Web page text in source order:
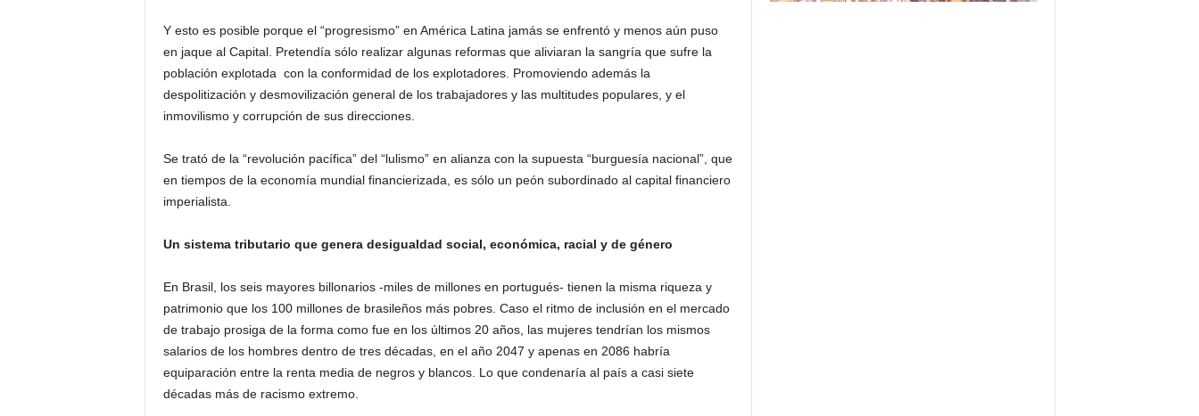
Y esto es posible porque el “progresismo” en América Latina jamás se enfrentó y menos aún puso
en jaque al Capital. Pretendía sólo realizar algunas reformas que aliviaran la sangría que sufre la
población explotada con la conformidad de los explotadores. Promoviendo además la
despolitización y desmovilización general de los trabajadores y las multitudes populares, y el
inmovilismo y corrupción de sus direcciones.
Se trató de la “revolución pacífica” del “lulismo” en alianza con la supuesta “burguesía nacional”, que
en tiempos de la economía mundial financierizada, es sólo un peón subordinado al capital financiero
imperialista.
Un sistema tributario que genera desigualdad social, económica, racial y de género
En Brasil, los seis mayores billonarios -miles de millones en portugués- tienen la misma riqueza y
patrimonio que los 100 millones de brasileños más pobres. Caso el ritmo de inclusión en el mercado
de trabajo prosiga de la forma como fue en los últimos 20 años, las mujeres tendrían los mismos
salarios de los hombres dentro de tres décadas, en el año 2047 y apenas en 2086 habría
equiparación entre la renta media de negros y blancos. Lo que condenaría al país a casi siete
décadas más de racismo extremo.